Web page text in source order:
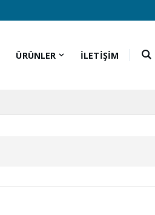
ÜRÜNLER İLETİŞİM